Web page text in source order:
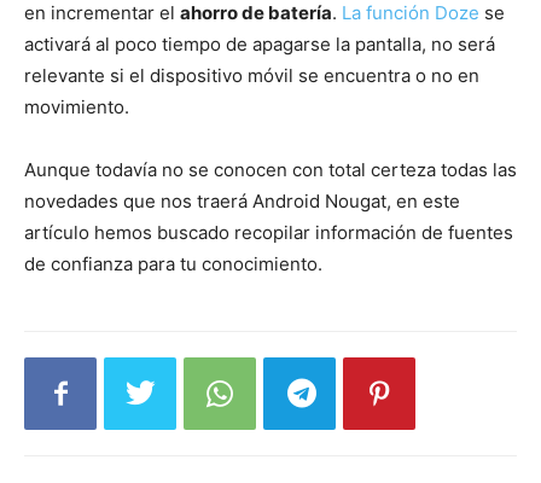
en incrementar el ahorro de batería. La función Doze se
activará al poco tiempo de apagarse la pantalla, no será
relevante si el dispositivo móvil se encuentra o no en
movimiento.
Aunque todavía no se conocen con total certeza todas las
novedades que nos traerá Android Nougat, en este
artículo hemos buscado recopilar información de fuentes
de confianza para tu conocimiento.